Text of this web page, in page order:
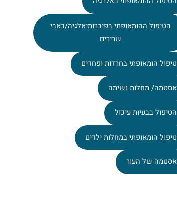
הטיפול ההומאופתי בפיברומיאלגיה/כאבי
שרירים
טיפול הומאופתי בחרדות ופחדים
אסטמה/ מחלות נשימה
הטיפול בבעיות עיכול
טיפול הומאופתי במחלות ילדים
אסטמה של העור